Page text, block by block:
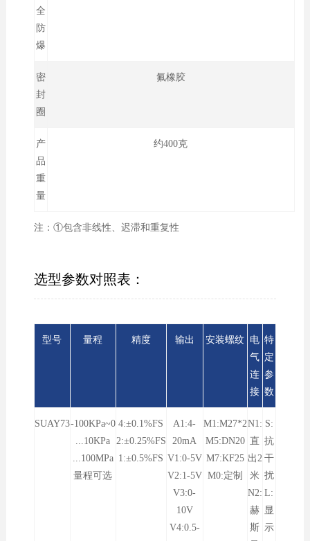
全
防
爆
密
封
圈
氟橡胶
产
品
重
量
约400克
注：①包含非线性、迟滞和重复性
选型参数对照表：
型号 量程 精度 输出 安装螺纹 电
气
连
接
特
定
参
数
SUAY73-100KPa~0
...10KPa
...100MPa
量程可选
4:±0.1%FS
2:±0.25%FS
1:±0.5%FS
A1:4-
20mA
V1:0-5V
V2:1-5V
V3:0-
10V
V4:0.5-
M1:M27*2
M5:DN20
M7:KF25
M0:定制
N1:
直
出2
米
N2:
赫
斯
S:
抗
干
扰
L:
显
示